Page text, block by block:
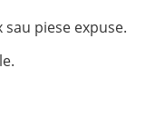
piese expuse.